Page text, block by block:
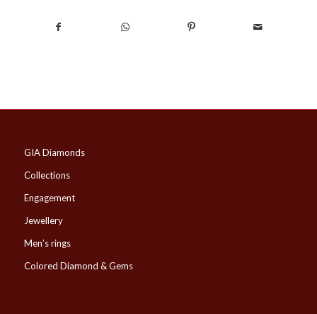
GIA Diamonds
Collections
Engagement
Jewellery
Men’s rings
Colored Diamond & Gems